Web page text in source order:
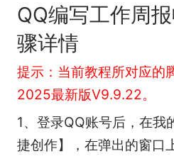
QQ编写工作周
骤详情
提示：当前教程所对应的
2025最新版V9.9.22。
1、登录QQ账号后，在我
捷创作】，在弹出的窗口